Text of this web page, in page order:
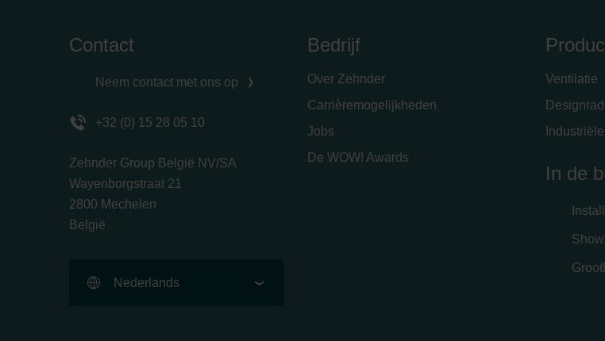
Contact
Neem contact met ons op
+32 (0) 15 28 05 10
Zehnder Group België NV/SA
Wayenborgstraat 21
2800 Mechelen
België
Nederlands
Bedrijf
Over Zehnder
Carrièremogelijkheden
Jobs
De WOW! Awards
Ventilatie
In de